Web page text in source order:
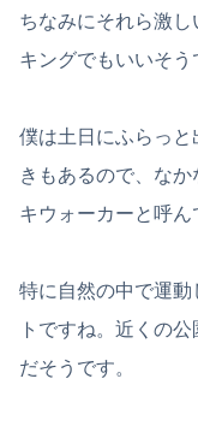
ちなみにそれら激
キングでもいいそう
僕は土日にふらっと
きもあるので、な
キウォーカーと呼ん
特に自然の中で運
トですね。近くの
だそうです。